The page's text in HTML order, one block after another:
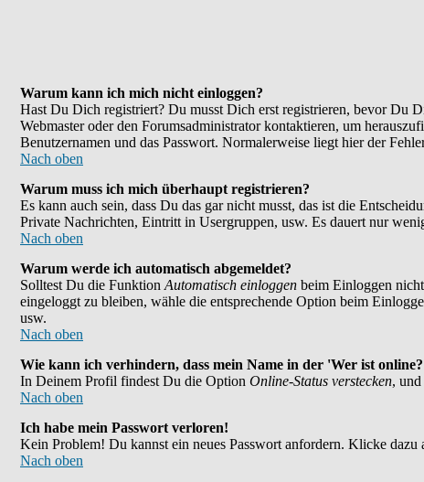
Warum kann ich mich nicht einloggen?
Hast Du Dich registriert? Du musst Dich erst registrieren, bevor Du
Webmaster oder den Forumsadministrator kontaktieren, um
Benutzernamen und das Passwort. Normalerweise liegt hier der
Nach oben
Warum muss ich mich überhaupt registrieren?
Es kann auch sein, dass Du das gar nicht musst, das ist die
Private Nachrichten, Eintritt in Usergruppen, usw. Es dauert nur
Nach oben
Warum werde ich automatisch abgemeldet?
Solltest Du die Funktion Automatisch einloggen beim Einloggen
eingeloggt zu bleiben, wähle die entsprechende Option beim
usw.
Nach oben
Wie kann ich verhindern, dass mein Name in der 'Wer ist
In Deinem Profil findest Du die Option Online-Status verstecken,
Nach oben
Ich habe mein Passwort verloren!
Kein Problem! Du kannst ein neues Passwort anfordern. Klicke dazu
Nach oben